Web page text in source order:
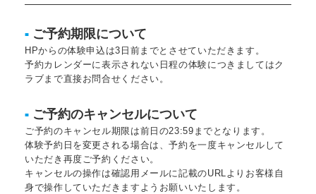
■ ご予約期限について
HPからの体験申込は3日前までとさせていただきます。
予約カレンダーに表示されない日程の体験につきましてはク
ラブまで直接お問合せください。
■ ご予約のキャンセルについて
ご予約のキャンセル期限は前日の23:59までとなります。
体験予約日を変更される場合は、予約を一度キャンセルして
いただき再度ご予約ください。
キャンセルの操作は確認用メールに記載のURLよりお客様自
身で操作していただきますようお願いいたします。